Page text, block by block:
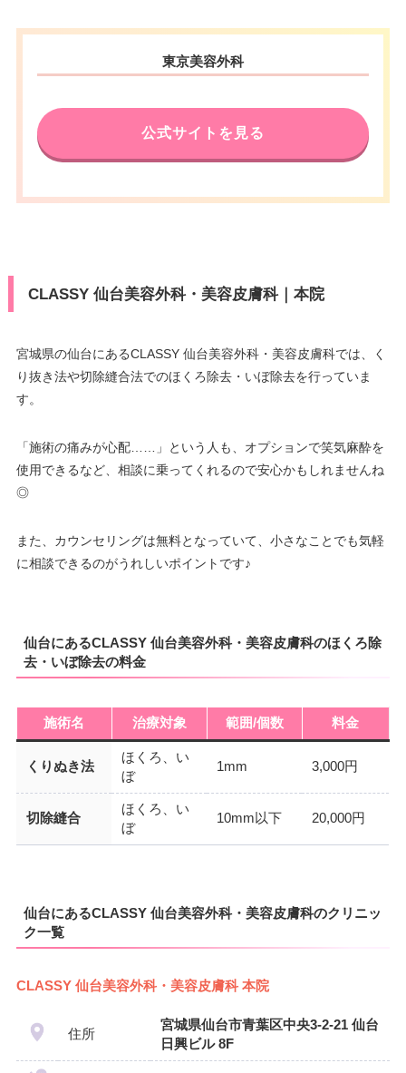
東京美容外科
公式サイトを見る
CLASSY 仙台美容外科・美容皮膚科｜本院
宮城県の仙台にあるCLASSY 仙台美容外科・美容皮膚科では、く
り抜き法や切除縫合法でのほくろ除去・いぼ除去を行っていま
す。
「施術の痛みが心配……」という人も、オプションで笑気麻酔を
使用できるなど、相談に乗ってくれるので安心かもしれませんね
◎
また、カウンセリングは無料となっていて、小さなことでも気軽
に相談できるのがうれしいポイントです♪
仙台にあるCLASSY 仙台美容外科・美容皮膚科のほくろ除
去・いぼ除去の料金
施術名 治療対象 範囲/個数 料金
くりぬき法
ほくろ、い
ぼ
1mm 3,000円
切除縫合
ほくろ、い
ぼ
10mm以下 20,000円
仙台にあるCLASSY 仙台美容外科・美容皮膚科のクリニッ
ク一覧
CLASSY 仙台美容外科・美容皮膚科 本院
住所
宮城県仙台市青葉区中央3-2-21 仙台
日興ビル 8F